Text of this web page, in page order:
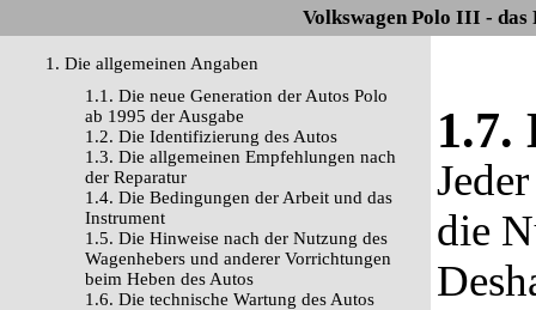
Volkswagen Polo III - das
1. Die allgemeinen Angaben
1.1. Die neue Generation der Autos Polo
ab 1995 der Ausgabe
1.2. Die Identifizierung des Autos
1.3. Die allgemeinen Empfehlungen nach
der Reparatur
1.4. Die Bedingungen der Arbeit und das
Instrument
1.5. Die Hinweise nach der Nutzung des
Wagenhebers und anderer Vorrichtungen
beim Heben des Autos
1.6. Die technische Wartung des Autos
1.7.
die